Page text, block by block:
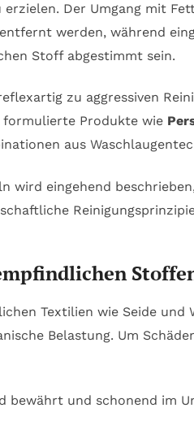
erzielen. Der Umgang mit
werden, während
Stoff abgestimmt sein.
zu aggressiven
Produkte wie
aus
wird eingehend
Textilien wie Seide und
Belastung. Um
bewährt und schonend im